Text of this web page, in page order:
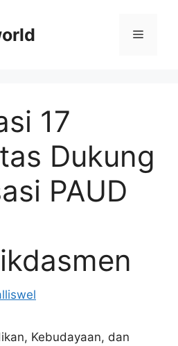
Menu
17
Dukung
PAUD
Kebudayaan, dan